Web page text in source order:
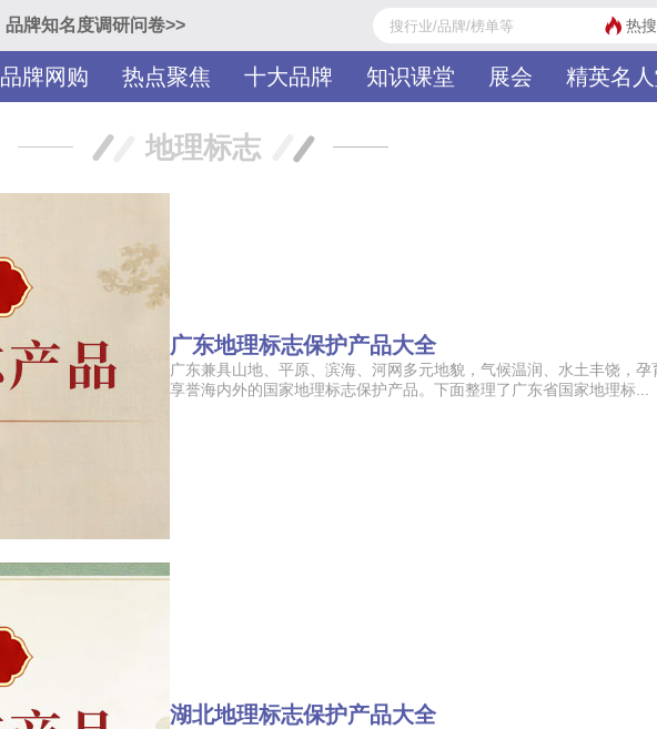
品牌知名度调研问卷>> 热
品牌网购 热点聚焦 十大品牌 知识课堂 展会 精英名
地理标志
广东地理标志保护产品大全
广东兼具山地、平原、滨海、河网多元地貌，气候温润、水土丰饶，孕
享誉海内外的国家地理标志保护产品。下面整理了广东省国家地理标...
湖北地理标志保护产品大全